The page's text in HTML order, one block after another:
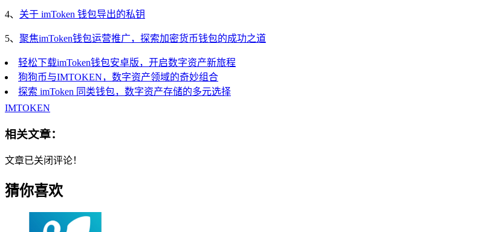
4、 关于 imToken 钱包导出的私钥
5、 聚焦imToken钱包运营推广，探索加密货币钱包的成功之道
轻松下载imToken钱包安卓版，开启数字资产新旅程
狗狗币与IMTOKEN，数字资产领域的奇妙组合
探索 imToken 同类钱包，数字资产存储的多元选择
IMTOKEN
相关文章：
文章已关闭评论！
猜你喜欢